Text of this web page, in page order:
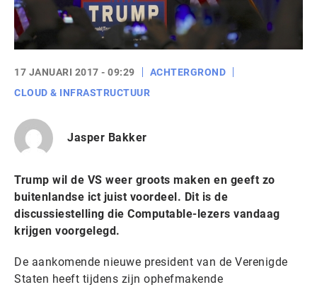
17 JANUARI 2017 - 09:29
ACHTERGROND
CLOUD & INFRASTRUCTUUR
Jasper Bakker
Trump wil de VS weer groots maken en geeft zo
buitenlandse ict juist voordeel. Dit is de
discussiestelling die Computable-lezers vandaag
krijgen voorgelegd.
De aankomende nieuwe president van de Verenigde
Staten heeft tijdens zijn ophefmakende